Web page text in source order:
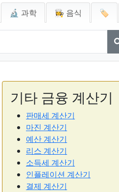
🔬 과학 👩‍🍳 음식 🏷️
기타 금융 계산기
판매세 계산기
마진 계산기
예산 계산기
리스 계산기
소득세 계산기
인플레이션 계산기
결제 계산기